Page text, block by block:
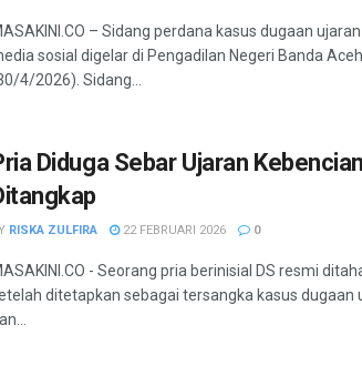
– Sidang perdana kasus dugaan
sosial digelar di Pengadilan Negeri Banda
4/2026). Sidang...
Diduga Sebar Ujaran
RISKA ZULFIRA 22 FEBRUARI 2026 0
- Seorang pria berinisial DS resmi
ditetapkan sebagai tersangka kasus dugaan